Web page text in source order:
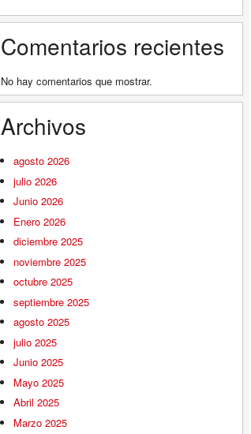
Comentarios recientes
No hay comentarios que mostrar.
Archivos
agosto 2026
julio 2026
Junio 2026
Enero 2026
diciembre 2025
noviembre 2025
octubre 2025
septiembre 2025
agosto 2025
julio 2025
Junio 2025
Mayo 2025
Abril 2025
Marzo 2025